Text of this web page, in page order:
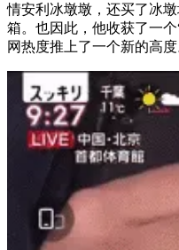
情安利冰墩墩，还买了冰
箱。也因此，他收获了一
网热度推上了一个新的高度